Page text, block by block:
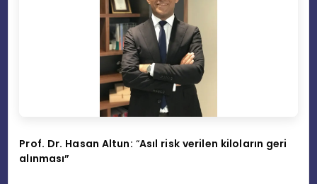
Prof. Dr. Hasan Altun: “Asıl risk verilen kiloların geri
alınması”